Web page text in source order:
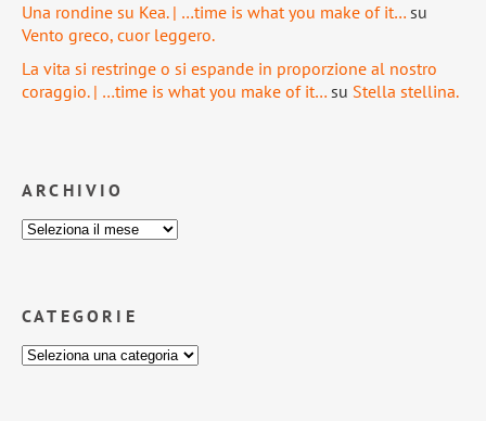
Una rondine su Kea. | …time is what you make of it… su
Vento greco, cuor leggero.
La vita si restringe o si espande in proporzione al nostro
coraggio. | …time is what you make of it… su Stella stellina.
ARCHIVIO
CATEGORIE